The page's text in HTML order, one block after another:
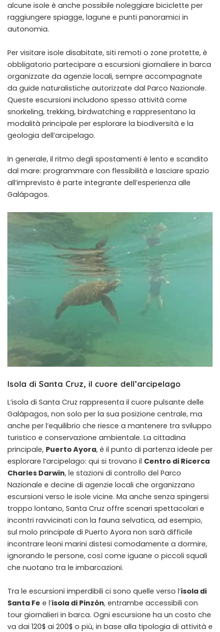
alcune isole è anche possibile noleggiare biciclette per
raggiungere spiagge, lagune e punti panoramici in
autonomia.
Per visitare isole disabitate, siti remoti o zone protette, è
obbligatorio partecipare a escursioni giornaliere in barca
organizzate da agenzie locali, sempre accompagnate
da guide naturalistiche autorizzate dal Parco Nazionale.
Queste escursioni includono spesso attività come
snorkeling, trekking, birdwatching e rappresentano la
modalità principale per esplorare la biodiversità e la
geologia dell’arcipelago.
In generale, il ritmo degli spostamenti è lento e scandito
dal mare: programmare con flessibilità e lasciare spazio
all’imprevisto è parte integrante dell’esperienza alle
Galápagos.
Isola di Santa Cruz, il cuore dell’arcipelago
L’isola di Santa Cruz rappresenta il cuore pulsante delle
Galápagos, non solo per la sua posizione centrale, ma
anche per l’equilibrio che riesce a mantenere tra sviluppo
turistico e conservazione ambientale. La cittadina
principale, Puerto Ayora, è il punto di partenza ideale per
esplorare l’arcipelago: qui si trovano il Centro di Ricerca
Charles Darwin, le stazioni di controllo del Parco
Nazionale e decine di agenzie locali che organizzano
escursioni verso le isole vicine. Ma anche senza spingersi
troppo lontano, Santa Cruz offre scenari spettacolari e
incontri ravvicinati con la fauna selvatica, ad esempio,
sul molo principale di Puerto Ayora non sarà difficile
incontrare leoni marini distesi comodamente a dormire,
ignorando le persone, così come iguane o piccoli squali
che nuotano tra le imbarcazioni.
Tra le escursioni imperdibili ci sono quelle verso l’isola di
Santa Fe e l’isola di Pinzón, entrambe accessibili con
tour giornalieri in barca. Ogni escursione ha un costo che
va dai 120$ ai 200$ o più, in base alla tipologia di attività e